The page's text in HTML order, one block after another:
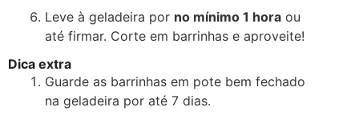
Leve à geladeira por no mínimo 1 hora ou
até firmar. Corte em barrinhas e aproveite!
Dica extra
Guarde as barrinhas em pote bem fechado
na geladeira por até 7 dias.